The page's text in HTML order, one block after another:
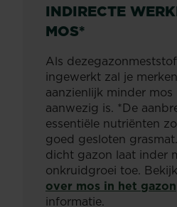
INDIRECTE
MOS*
Als
ingewerkt zal je
aanzienlijk minder
aanwezig is. *De
essentiële nutriënten
goed gesloten
dicht gazon laat inder
onkruidgroei toe.
over mos in het gazon
informatie.